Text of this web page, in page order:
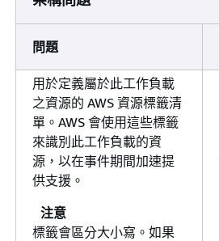
問題
用於定義屬於此工作負載
之資源的 AWS 資源標籤清
單。AWS 會使用這些標籤
來識別此工作負載的資
源，以在事件期間加速提
供支援。
注意
標籤會區分大小寫。如果